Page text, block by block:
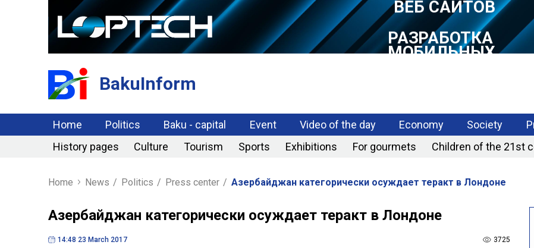
РАЗРАБОТКА
МОБИЛЬНЫХ
ПРИЛОЖЕНИЙ
BakuInform
Home Politics Baku - capital Event Video of the day Economy Society
History pages
Culture Tourism Sports Exhibitions For gourmets Children of the 21st
Home News / Politics / Press center / Азербайджан категорически осуждает теракт в Лондоне
Азербайджан категорически осуждает теракт в Лондоне
14:48 23 March 2017 3725